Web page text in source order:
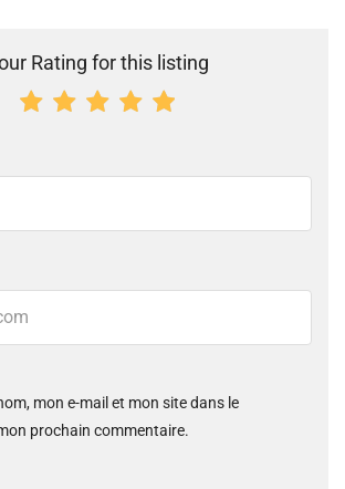
Rating for this listing
mon e-mail et mon site dans le
prochain commentaire.